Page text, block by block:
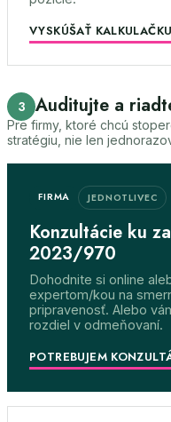
VYSKÚŠAŤ KALKULAČKU
3 Auditujte a
Pre firmy, ktoré chcú
stratégiu, nie len
FIRMA JEDNOTLIVEC
Konzultácie ku
2023/970
Dohodnite si online
expertom/kou na
pripravenosť. Alebo
rozdiel v odmeňovaní.
POTREBUJEM